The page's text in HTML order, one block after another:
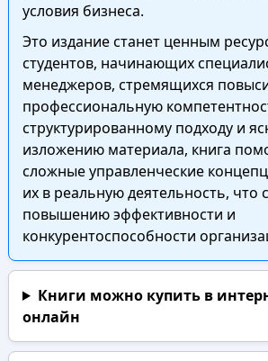
условия бизнеса.
Это издание станет ценным
студентов, начинающих
менеджеров, стремящихся
профессиональную
структурированному подходу и
изложению материала, книга
сложные управленческие
их в реальную деятельность, что
повышению эффективности и
конкурентоспособности
Книги можно купить в
онлайн